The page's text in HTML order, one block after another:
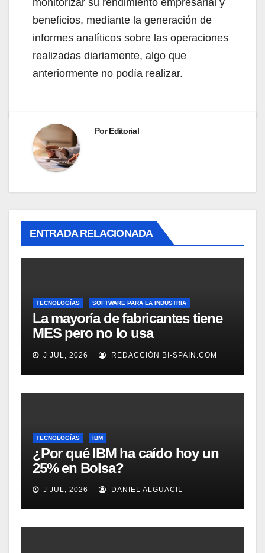
beneficios, mediante la generación de
informes analíticos sobre las operaciones
realizadas diariamente, algo que
anteriormente no podía realizar.
PorEditorial
ENTRADA RELACIONADA
TECNOLOGÍAS SOFTWARE PARA LA INDUSTRIA
La mayoría de fabricantes tiene
MES pero no lo usa
adecuadamente, según
Rockwell Automation
J JUL, 2026 REDACCIÓN BI-SPAIN.COM
TECNOLOGÍAS IBM
¿Por qué IBM ha caído hoy un
25% en Bolsa?
J JUL, 2026 DANIEL ALGUACIL